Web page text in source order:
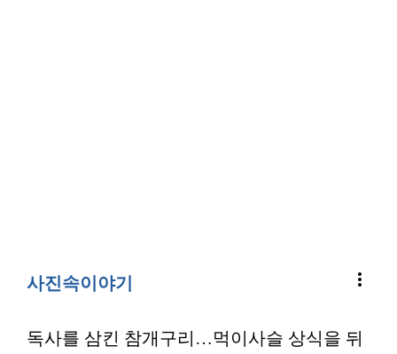
사진속이야기 more_vert
독사를 삼킨 참개구리…먹이사슬 상식을 뒤